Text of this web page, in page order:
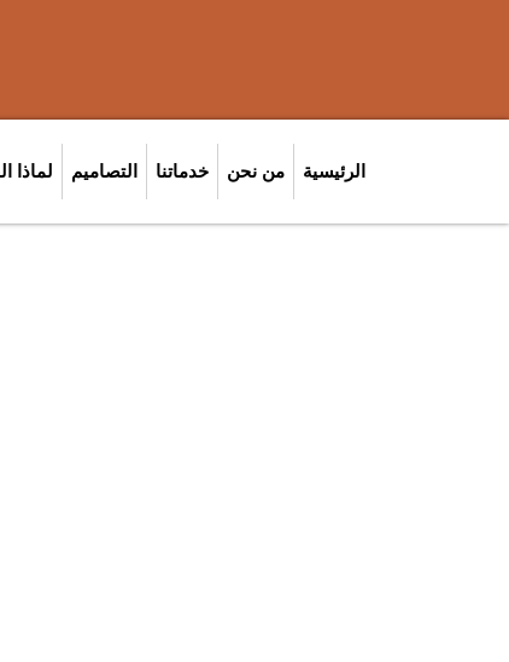
الرئيسية من نحن خدماتنا التصاميم لماذا